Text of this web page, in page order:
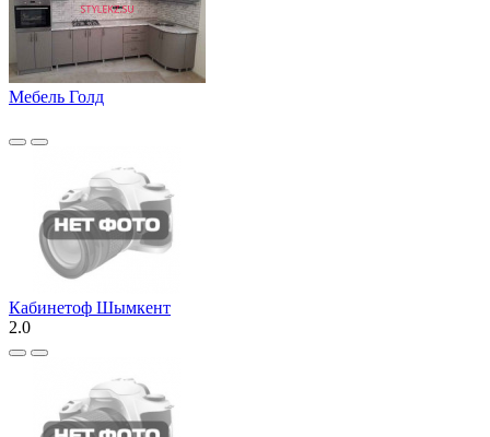
Мебель Голд
Кабинетоф Шымкент
2.0